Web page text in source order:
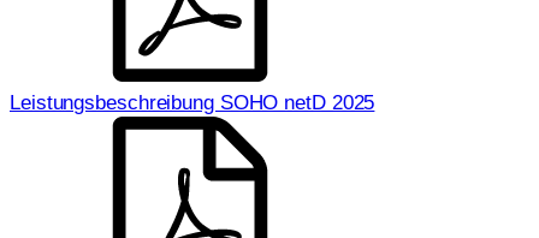
Leistungsbeschreibung SOHO netD 2025